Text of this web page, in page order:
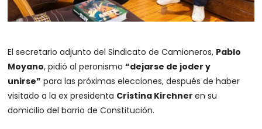
El secretario adjunto del Sindicato de Camioneros, Pablo
Moyano, pidió al peronismo“dejarse de joder y
unirse” para las próximas elecciones, después de haber
visitado a la ex presidenta Cristina Kirchneren su
domicilio del barrio de Constitución.